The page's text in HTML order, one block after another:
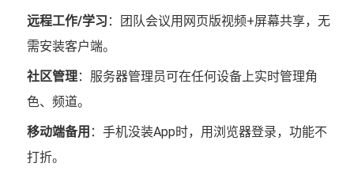
远程工作/学习 ：团队会议用网页版视频+屏幕共享，无
需安装客户端。
社区管理：服务器管理员可在任何设备上实时管理角
色、频道。
移动端备用 ：手机没装App时，用浏览器登录，功能不
打折。